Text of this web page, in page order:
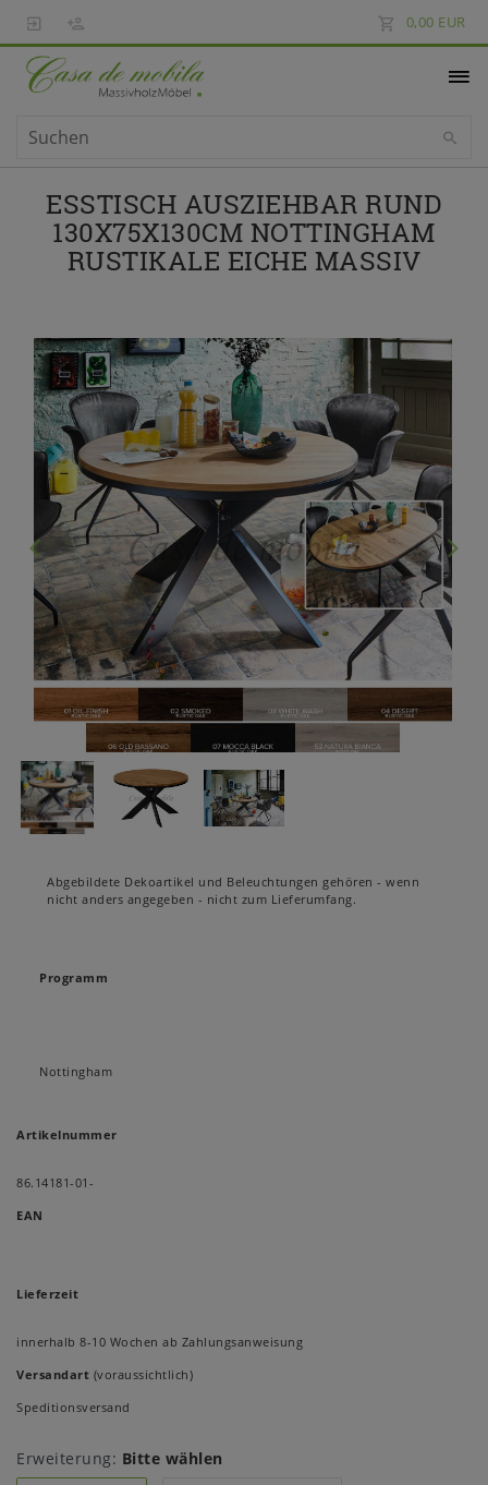
0,00 EUR
ESSTISCH AUSZIEHBAR RUND
130X75X130CM NOTTINGHAM
RUSTIKALE EICHE MASSIV
Abgebildete Dekoartikel und Beleuchtungen gehören - wenn
nicht anders angegeben - nicht zum Lieferumfang.
Programm
Nottingham
Artikelnummer
86.14181-01-
EAN
Lieferzeit
innerhalb 8-10 Wochen ab Zahlungsanweisung
Versandart (voraussichtlich)
Speditionsversand
Erweiterung: Bitte wählen